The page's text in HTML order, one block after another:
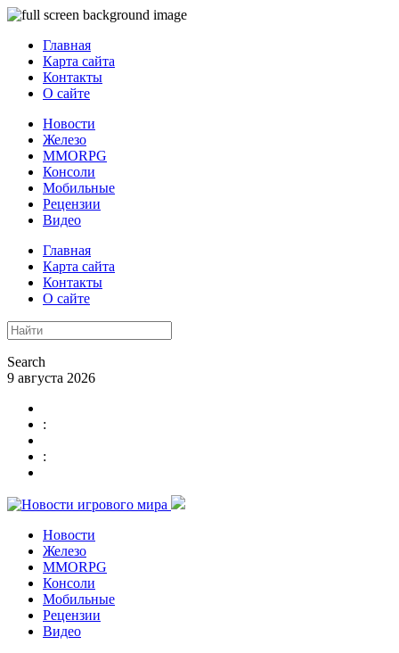
Главная
Карта сайта
Контакты
О сайте
Новости
Железо
MMORPG
Консоли
Мобильные
Рецензии
Видео
Главная
Карта сайта
Контакты
О сайте
Search
9 августа 2026
:
:
Новости
Железо
MMORPG
Консоли
Мобильные
Рецензии
Видео